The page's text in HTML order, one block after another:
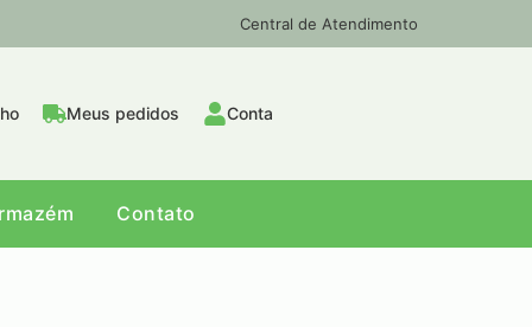
Central de Atendimento
Meus pedidos Conta
Contato